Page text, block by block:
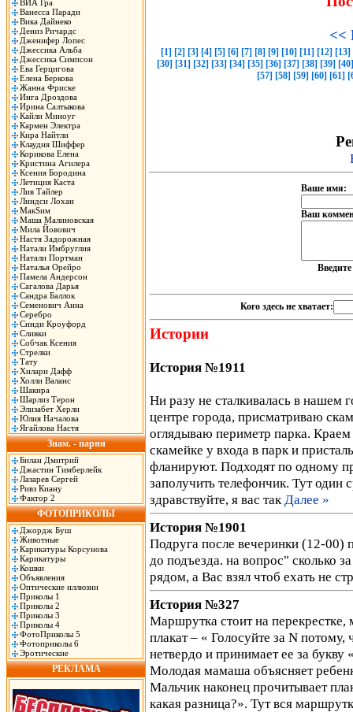
ВИА Гра
Ванесса Паради
Вика Дайнеко
Дениз Ричардс
Дженифер Лопес
Джессика Альба
Джессика Симпсон
Ева Герцигова
Елена Беркова
Жанна Фриске
Инга Дроздова
Ирина Салтыкова
Кайли Миноуг
Кармен Электра
Кира Найтли
Клаудия Шиффер
Корикова Елена
Кристина Агилера
Ксения Бородина
Летиция Каста
Лив Тайлер
Линдси Лохан
МакSим
Маша Малиновская
Мила Йовович
Настя Задорожная
Натали Имбруглия
Натали Портман
Наталья Орейро
Памела Андерсон
Сагалова Дарья
Сандра Баллок
Семенович Анна
Серебро
Синди Кроуфорд
Сливки
Собчак Ксения
Стрелки
Тату
Хилари Дафф
Холли Валанс
Шакира
Шарлиз Терон
Элизабет Херли
Юлия Началова
Ягайлова Настя
Знам. - парни
Билан Дмитрий
Джастин Тимберлейк
Лазарев Сергей
Ривз Киану
Фактор 2
ФОТОПРИКОЛЫ
Джордж Буш
Животные
Карикатуры Корсунова
Карикатуры
Кошки
Объявления
Оптические иллюзии
Приколы 1
Приколы 2
Приколы 3
Приколы 4
ФотоПриколы 5
Фотоприколы 6
Эротические
РЕКЛАМА
<<
[1] [2] [3] [4] [5] [6] [7] [8] [9] [10] [11] [12] [13]
[30] [31] [32] [33] [34] [35] [36] [37] [38] [39] [40]
[57] [58] [59] [60] [61]
Ваше имя:
Ваш
Кого здесь не хватает:
Истории
История №1911
Ни разу не сталкивалась в нашем
центре города, присматриваю
оглядываю периметр парка.
скамейке у входа в парк и
фланируют. Подходят по одному
заполучить телефончик. Тут
здравствуйте, я вас такДалее »
История №1901
Подруга после вечеринки (12-00)
до подъезда. на вопрос" сколько
рядом, а Вас взял чтоб ехать не
История №327
Маршрутка стоит на
плакат – « Голосуйте за N
нетвердо и принимает ее за
Молодая мамаша объясняет
Мальчик наконец прочитывает
какая разница?». Тут вся